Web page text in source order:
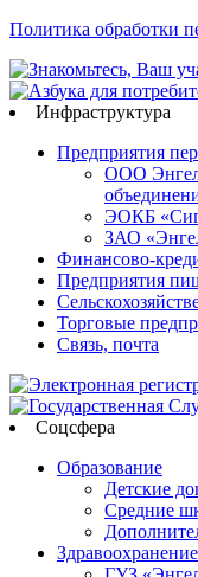
Политика обработки
Инфраструктура
Предприятия
ООО
ЭОКБ
ЗАО
Финансово-
Предприятия
Торговые
Связь, почта
Соцсфера
Образование
Детские
Средние
Здравоохранение